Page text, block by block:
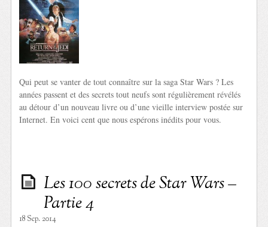
Qui peut se vanter de tout connaître sur la saga Star Wars ? Les
années passent et des secrets tout neufs sont régulièrement révélés
au détour d’un nouveau livre ou d’une vieille interview postée sur
Internet. En voici cent que nous espérons inédits pour vous.
Les 100 secrets de Star Wars –
Partie 4
18 Sep. 2014